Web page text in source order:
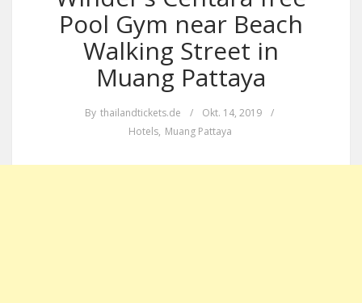
Pool Gym near Beach
Walking Street in
Muang Pattaya
By thailandtickets.de / Okt. 14, 2019
/
Hotels, Muang Pattaya